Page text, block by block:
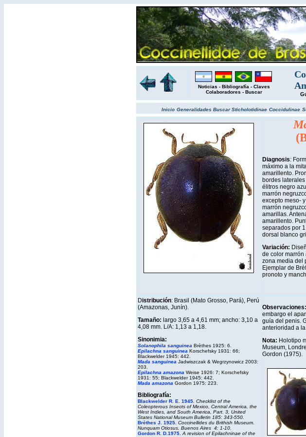
Noticias - Bibliografía - Claves
Colaboradores - Buscar
Inicio Generalidades BuscarSticholotidinae Coccidulinae
Diagnosis:
máximo a la
amarillento.
bordes
élitros negro
marrón
excepto meso-
marrón
amarillas.
amarillento.
separados por
dorsal blanco
Variación:
de color marrón
zona media del
Ejemplar de
pronoto y
Distribución: Brasil (Mato Grosso, Pará), Perú
(Amazonas, Junín).
Tamaño: largo 3,65 a 4,61 mm; ancho: 3,10 a
4,08 mm. L/A: 1,13 a 1,18.
Sinonimia:
Solanophila sanguinea Brèthes 1925: 6.
Epilachna sanguinea Korschefsky 1931: 66;
Blackwelder 1945: 442.
Mada sanguinea Jadwiszczak & Wegrzynowicz 2003:
203.
Epilachna amazona Weise 1926: 7; Korschefsky
1931: 55; Blackwelder 1945: 442.
Mada amazona Gordon 1975: 223.
Bibliografía:
Blackwelder R. E. 1945. Checklist of the
Coleopterous Insects of Mexico, Central America, the
West Indies, and South America, Part. 3, United
States National Museum Bulletin 185: 343-550.
Brèthes J. 1925. Coccinellides du Brithish Museum.
Nunquam Otiosus, Buenos Aires 4: 1-10.
Gordon R. D.1975. A revision of Epilachninae of the
Observaciones:
embargo el
guía del penis.
anterioridad a
Nota: Holotipo
Museum,
Gordon (1975).